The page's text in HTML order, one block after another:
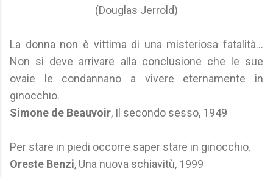
(Douglas Jerrold)
La donna non è vittima di una misteriosa fatalità...
Non si deve arrivare alla conclusione che le sue
ovaie le condannano a vivere eternamente in
ginocchio.
Simone de Beauvoir, Il secondo sesso, 1949
Per stare in piedi occorre saper stare in ginocchio.
Oreste Benzi, Una nuova schiavitù, 1999